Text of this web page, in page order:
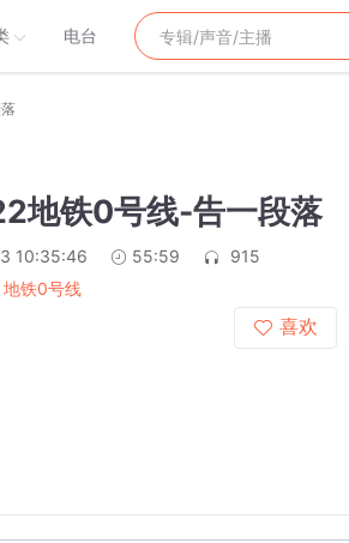
电台
地铁0号线-告一段落
10:35:46 55:59
915
地铁0号线
喜欢